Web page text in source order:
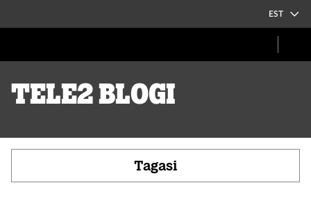
EST
Tele2 blogi
Tagasi